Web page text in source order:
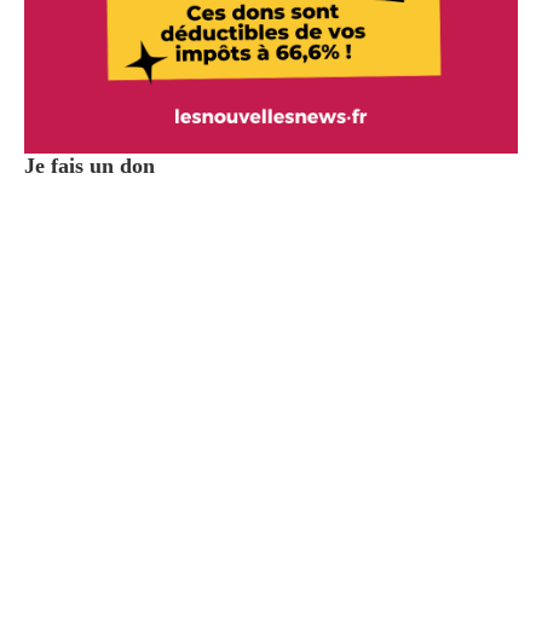
Je fais un don